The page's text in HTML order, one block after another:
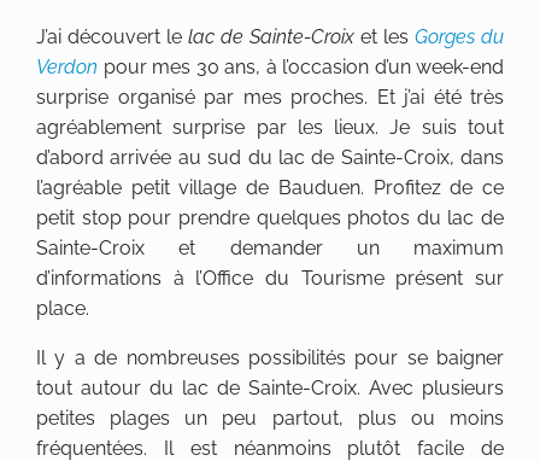
J’ai découvert le lac de Sainte-Croix et les Gorges du
Verdon pour mes 30 ans, à l’occasion d’un week-end
surprise organisé par mes proches. Et j’ai été très
agréablement surprise par les lieux. Je suis tout
d’abord arrivée au sud du lac de Sainte-Croix, dans
l’agréable petit village de Bauduen. Profitez de ce
petit stop pour prendre quelques photos du lac de
Sainte-Croix et demander un maximum
d’informations à l’Office du Tourisme présent sur
place.
Il y a de nombreuses possibilités pour se baigner
tout autour du lac de Sainte-Croix. Avec plusieurs
petites plages un peu partout, plus ou moins
fréquentées. Il est néanmoins plutôt facile de